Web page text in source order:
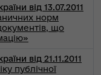
від 13.07.2011
норм
що
від 21.11.2011
публічної